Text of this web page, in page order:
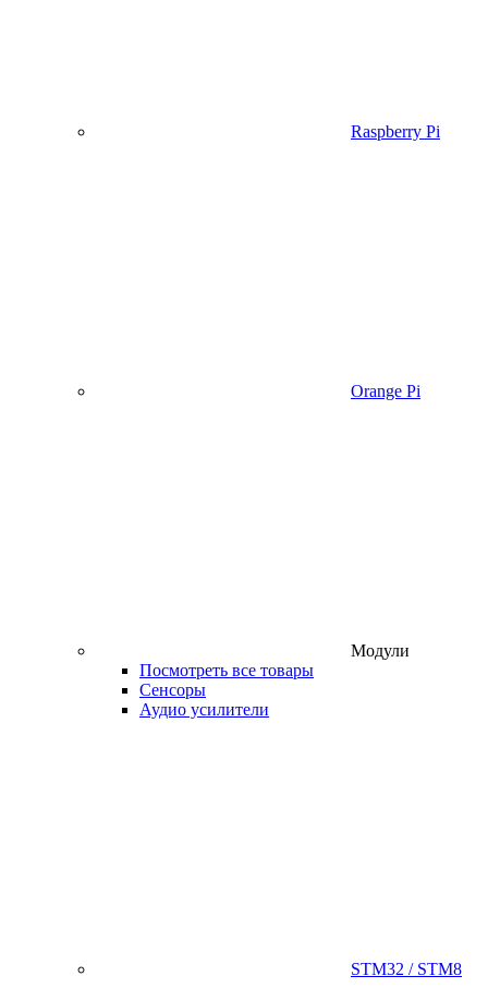
Raspberry Pi
Orange Pi
Модули
Посмотреть все товары
Сенсоры
Аудио усилители
STM32 / STM8